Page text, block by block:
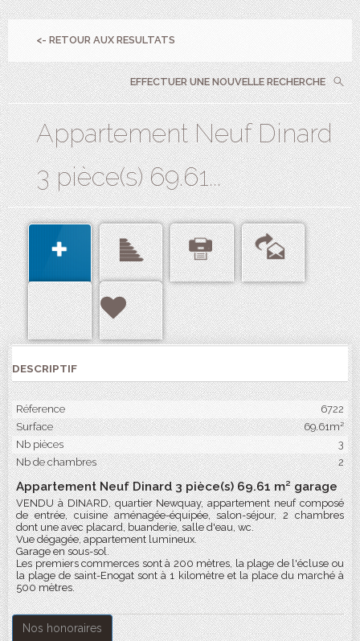
<- RETOUR AUX RESULTATS
EFFECTUER UNE NOUVELLE RECHERCHE
Appartement Neuf Dinard
3 pièce(s) 69.61...
DESCRIPTIF
Réference
6722
Surface
69.61m²
Nb pièces
3
Nb de chambres
2
Appartement Neuf Dinard 3 pièce(s) 69.61 m² garage
VENDU à DINARD, quartier Newquay, appartement neuf composé
de entrée, cuisine aménagée-équipée, salon-séjour, 2 chambres
dont une avec placard, buanderie, salle d'eau, wc.
Vue dégagée, appartement lumineux.
Garage en sous-sol.
Les premiers commerces sont à 200 mètres, la plage de l'écluse ou
la plage de saint-Enogat sont à 1 kilomètre et la place du marché à
500 mètres.
Nos honoraires